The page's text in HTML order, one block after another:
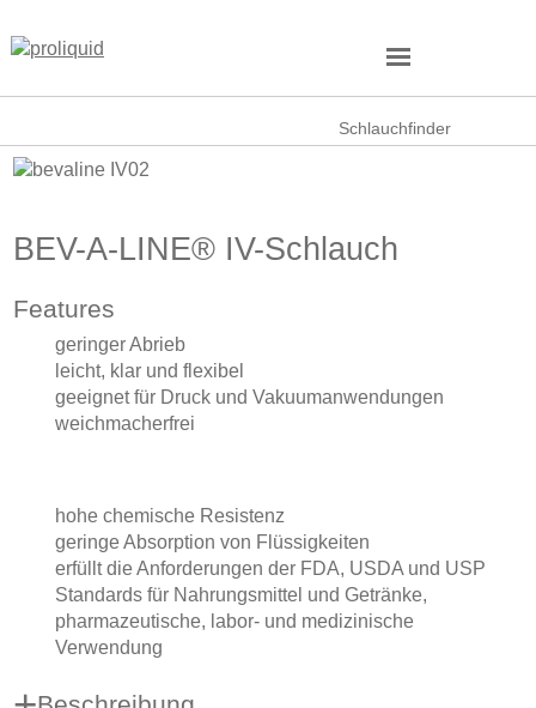
Schlauchfinder
BEV-A-LINE® IV-Schlauch
Features
geringer Abrieb
leicht, klar und flexibel
geeignet für Druck und Vakuumanwendungen
weichmacherfrei
hohe chemische Resistenz
geringe Absorption von Flüssigkeiten
erfüllt die Anforderungen der FDA, USDA und USP
Standards für Nahrungsmittel und Getränke,
pharmazeutische, labor- und medizinische
Verwendung